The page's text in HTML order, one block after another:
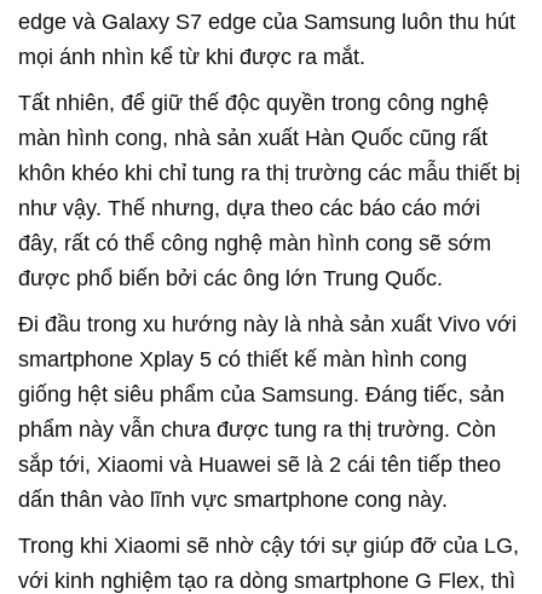
edge và Galaxy S7 edge của Samsung luôn thu hút
mọi ánh nhìn kể từ khi được ra mắt.
Tất nhiên, để giữ thế độc quyền trong công nghệ
màn hình cong, nhà sản xuất Hàn Quốc cũng rất
khôn khéo khi chỉ tung ra thị trường các mẫu thiết bị
như vậy. Thế nhưng, dựa theo các báo cáo mới
đây, rất có thể công nghệ màn hình cong sẽ sớm
được phổ biến bởi các ông lớn Trung Quốc.
Đi đầu trong xu hướng này là nhà sản xuất Vivo với
smartphone Xplay 5 có thiết kế màn hình cong
giống hệt siêu phẩm của Samsung. Đáng tiếc, sản
phẩm này vẫn chưa được tung ra thị trường. Còn
sắp tới, Xiaomi và Huawei sẽ là 2 cái tên tiếp theo
dấn thân vào lĩnh vực smartphone cong này.
Trong khi Xiaomi sẽ nhờ cậy tới sự giúp đỡ của LG,
với kinh nghiệm tạo ra dòng smartphone G Flex, thì